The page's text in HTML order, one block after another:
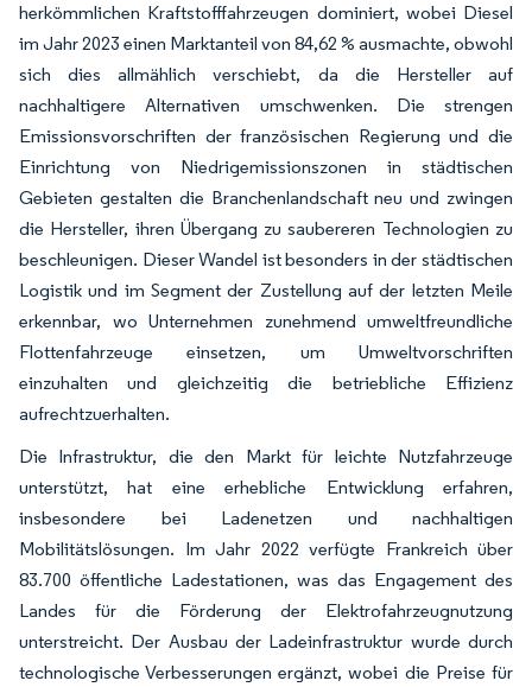
herkömmlichen Kraftstofffahrzeugen dominiert, wobei Diesel
im Jahr 2023 einen Marktanteil von 84,62 % ausmachte, obwohl
sich dies allmählich verschiebt, da die Hersteller auf
nachhaltigere Alternativen umschwenken. Die strengen
Emissionsvorschriften der französischen Regierung und die
Einrichtung von Niedrigemissionszonen in städtischen
Gebieten gestalten die Branchenlandschaft neu und zwingen
die Hersteller, ihren Übergang zu saubereren Technologien zu
beschleunigen. Dieser Wandel ist besonders in der städtischen
Logistik und im Segment der Zustellung auf der letzten Meile
erkennbar, wo Unternehmen zunehmend umweltfreundliche
Flottenfahrzeuge einsetzen, um Umweltvorschriften
einzuhalten und gleichzeitig die betriebliche Effizienz
aufrechtzuerhalten.
Die Infrastruktur, die den Markt für leichte Nutzfahrzeuge
unterstützt, hat eine erhebliche Entwicklung erfahren,
insbesondere bei Ladenetzen und nachhaltigen
Mobilitätslösungen. Im Jahr 2022 verfügte Frankreich über
83.700 öffentliche Ladestationen, was das Engagement des
Landes für die Förderung der Elektrofahrzeugnutzung
unterstreicht. Der Ausbau der Ladeinfrastruktur wurde durch
technologische Verbesserungen ergänzt, wobei die Preise für